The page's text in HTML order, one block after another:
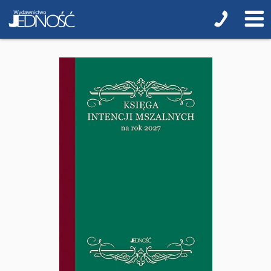
Religia i duchowość
PRZEWODNIKI TERAZ -35% TANIEJ
Ikonopisarstwo